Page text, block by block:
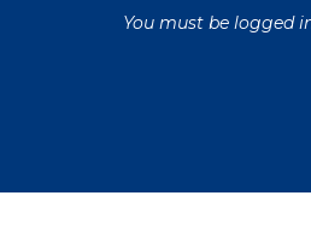
You must be logged